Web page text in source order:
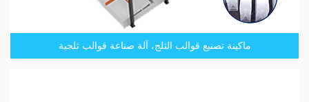
ماكينة تصنيع قوالب الثلج، آلة صناعة قوالب ثلجية